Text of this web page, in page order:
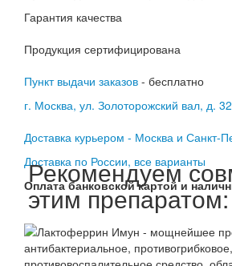
Гарантия качества
Продукция сертифицирована
Пункт выдачи заказов - бесплатно
г. Москва, ул. Золоторожский вал, д.
Доставка курьером - Москва и Санкт-
Доставка по России, все варианты
Оплата банковской картой и
Рекомендуем
этим препаратом: